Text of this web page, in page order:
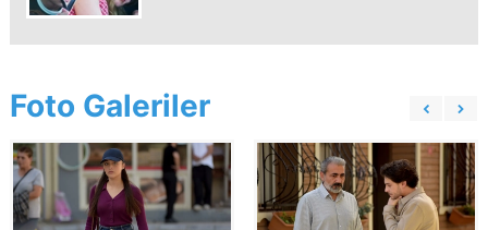
Foto Galeriler